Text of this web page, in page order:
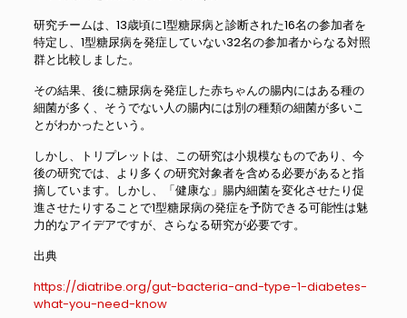
研究チームは、13歳頃に1型糖尿病と診断された16名の参加者を
特定し、1型糖尿病を発症していない32名の参加者からなる対照
群と比較しました。
その結果、後に糖尿病を発症した赤ちゃんの腸内にはある種の
細菌が多く、そうでない人の腸内には別の種類の細菌が多いこ
とがわかったという。
しかし、トリプレットは、この研究は小規模なものであり、今
後の研究では、より多くの研究対象者を含める必要があると指
摘しています。しかし、「健康な」腸内細菌を変化させたり促
進させたりすることで1型糖尿病の発症を予防できる可能性は魅
力的なアイデアですが、さらなる研究が必要です。
出典
https://diatribe.org/gut-bacteria-and-type-1-diabetes-
what-you-need-know